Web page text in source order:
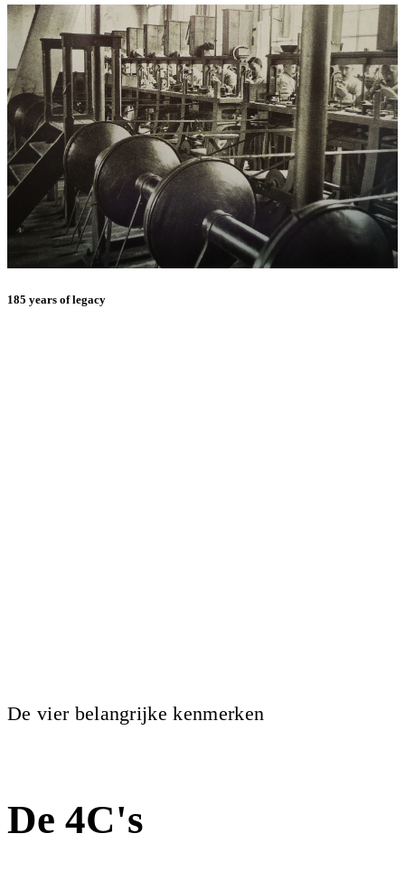
185 years of legacy
De vier belangrijke kenmerken
De 4C's